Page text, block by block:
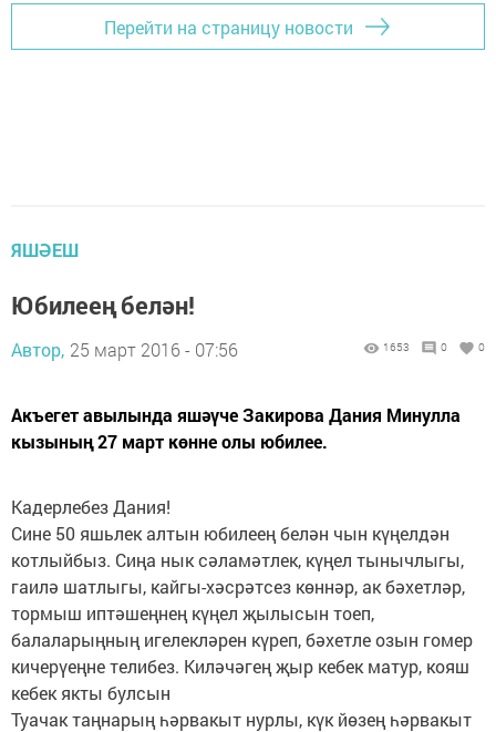
Перейти на страницу новости
ЯШӘЕШ
Юбилеең белән!
Автор, 25 март 2016 - 07:56 1653 0 0
Акъегет авылында яшәүче Закирова Дания Минулла
кызының 27 март көнне олы юбилее.
Кадерлебез Дания!
Сине 50 яшьлек алтын юбилеең белән чын күңелдән
котлыйбыз. Сиңа нык сәламәтлек, күңел тынычлыгы,
гаилә шатлыгы, кайгы-хәсрәтсез көннәр, ак бәхетләр,
тормыш иптәшеңнең күңел җылысын тоеп,
балаларыңның игелекләрен күреп, бәхетле озын гомер
кичерүеңне телибез. Киләчәгең җыр кебек матур, кояш
кебек якты булсын
Туачак таңнарың һәрвакыт нурлы, күк йөзең һәрвакыт